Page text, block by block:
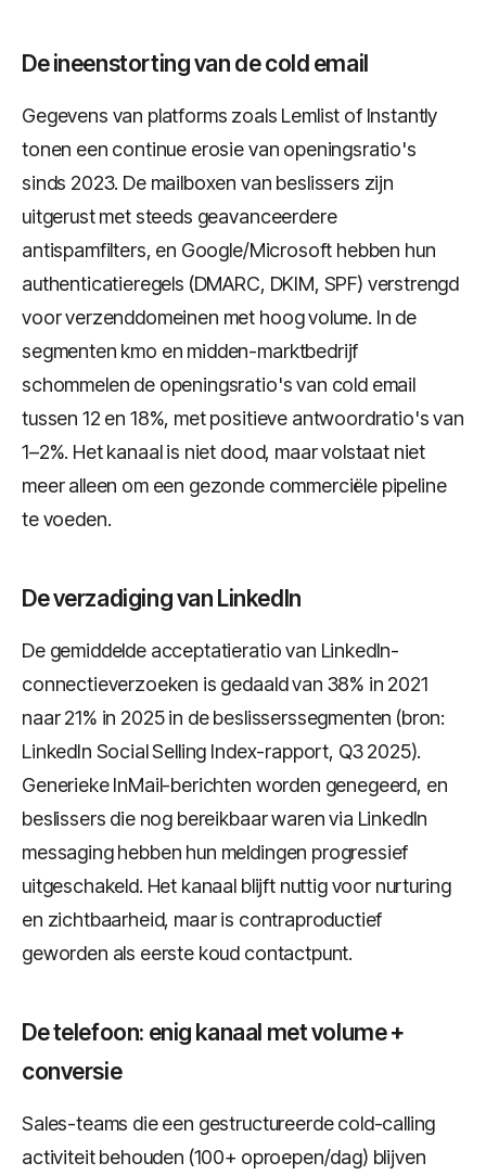
De ineenstorting van de cold email
Gegevens van platforms zoals Lemlist of Instantly
tonen een continue erosie van openingsratio's
sinds 2023. De mailboxen van beslissers zijn
uitgerust met steeds geavanceerdere
antispamfilters, en Google/Microsoft hebben hun
authenticatieregels (DMARC, DKIM, SPF) verstrengd
voor verzenddomeinen met hoog volume. In de
segmenten kmo en midden-marktbedrijf
schommelen de openingsratio's van cold email
tussen 12 en 18%, met positieve antwoordratio's van
1–2%. Het kanaal is niet dood, maar volstaat niet
meer alleen om een gezonde commerciële pipeline
te voeden.
De verzadiging van LinkedIn
De gemiddelde acceptatieratio van LinkedIn-
connectieverzoeken is gedaald van 38% in 2021
naar 21% in 2025 in de beslisserssegmenten (bron:
LinkedIn Social Selling Index-rapport, Q3 2025).
Generieke InMail-berichten worden genegeerd, en
beslissers die nog bereikbaar waren via LinkedIn
messaging hebben hun meldingen progressief
uitgeschakeld. Het kanaal blijft nuttig voor nurturing
en zichtbaarheid, maar is contraproductief
geworden als eerste koud contactpunt.
De telefoon: enig kanaal met volume +
conversie
Sales-teams die een gestructureerde cold-calling
activiteit behouden (100+ oproepen/dag) blijven